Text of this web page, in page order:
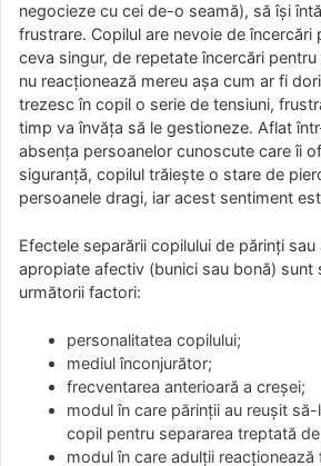
negocieze cu cei de-o seamă), să își
frustrare. Copilul are nevoie de încercări
ceva singur, de repetate încercări
nu reacționează mereu așa cum ar fi
trezesc în copil o serie de tensiuni,
timp va învăța să le gestioneze. Aflat
absența persoanelor cunoscute care îi
siguranță, copilul trăiește o stare de
persoanele dragi, iar acest sentiment
Efectele separării copilului de părinți
apropiate afectiv (bunici sau bonă) sunt
următorii factori:
personalitatea copilului;
mediul înconjurător;
frecventarea anterioară a creșei;
modul în care părinții au reușit
copil pentru separarea treptată
modul în care adulții